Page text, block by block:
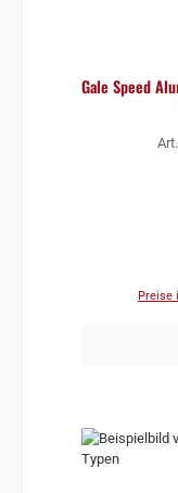
Gale Speed
Preise